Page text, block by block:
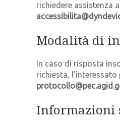
richiedere assistenza
Modalità di
In caso di risposta
richiesta, l'interessato
Informazioni